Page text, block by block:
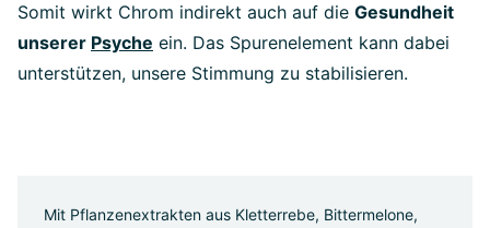
Somit wirkt Chrom indirekt auch auf die Gesundheit
unserer Psyche ein. Das Spurenelement kann dabei
unterstützen, unsere Stimmung zu stabilisieren.
Mit Pflanzenextrakten aus Kletterrebe, Bittermelone,